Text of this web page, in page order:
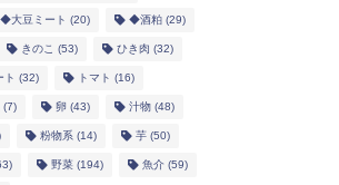
◆大豆ミート (20) ◆酒粕(29)
きのこ (53) ひき肉 (32)
ト (32) トマト (16)
(7) 卵 (43) 汁物(48)
粉物系 (14) 芋(50)
野菜(194) 魚介(59)